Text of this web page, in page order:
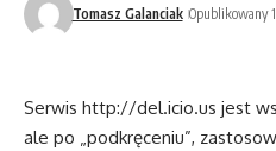
Tomasz Galanciak Opublikowany
Serwis http://del.icio.us jest
ale po „podkręceniu”,